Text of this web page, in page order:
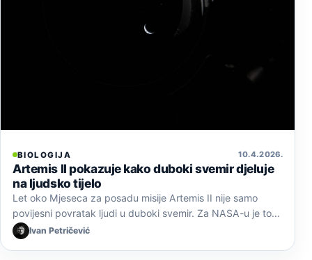
BIOLOGIJA 10. 4. 2026.
Artemis II pokazuje kako duboki svemir djeluje
na ljudsko tijelo
Let oko Mjeseca za posadu misije Artemis II nije samo
povijesni povratak ljudi u duboki svemir. Za NASA-u je to…
Ivan Petričević